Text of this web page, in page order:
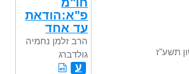
תשע"ז
פ"א:הודאת
עד אחד
הרב זלמן נחמיה
גולדברג
ע